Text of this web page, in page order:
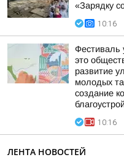
«Зарядку
10:16
Фестиваль
это
развитие
молодых
создание
10:16
ЛЕНТА НОВОСТЕЙ